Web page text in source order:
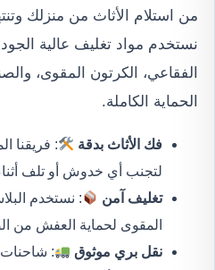
من استلام الأثاث من منزلك
نستخدم مواد تغليف عالية
الفقاعي، الكرتون المقوى،
الحماية الكاملة.
فك الأثاث بدقة
: فريقنا
لتجنب أي خدوش أو تلف
تغليف آمن
: نستخدم
المقوى لحماية العفش من
نقل بري موثوق
: